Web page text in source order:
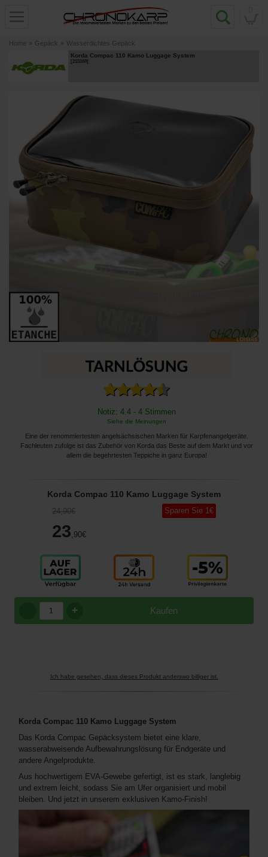
Home » Gepäck » Wasserdichtes Gepäck
Korda Compac 110 Kamo Luggage System
[215169]
Notiz: 4.4 - 4 Stimmen
Siehe die Meinungen
Eine der renommiertesten angelsächsischen Marken für Karpfenangelgeräte.
Fachleuten zufolge ist das Zubehör von Korda das Beste auf dem Markt und vor
allem die begehrtesten Teppiche in ganz Europa!
Korda Compac 110 Kamo Luggage System
24,90€
23 ,90€
Sparen Sie 1€
Kaufen
+
Ich habe gesehen, dass dieses Produkt anderswo billiger ist.
Korda Compac 110 Kamo Luggage System
Das Korda Compac Gepäcksystem bietet eine klare,
wasserabweisende Aufbewahrungslösung für Endgeräte und
andere Angelprodukte.
Aus hochwertigem EVA-Gewebe gefertigt, ist es stark, langlebig
und extrem leicht, sodass Sie am Ufer organisiert und mobil
bleiben. Und jetzt in unserem exklusiven Kamo-Finish!